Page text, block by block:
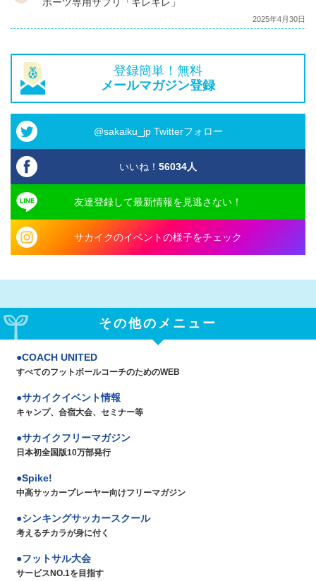
2025年4月30日
登録簡単！無料
メールマガジン登録
@sakaiku_jp Twitterフォロー
いいね！ 56034人
友達登録して最新情報を見逃さない！
サカイクのイベントの様子をチェック
その他のメニュー
COACH UNITED
すべてのフットボールコーチのためのWEB
サカイクイベント情報
キャンプ、合宿大会、セミナー等
サカイクフリーマガジン
日本初全国版10万部発行
Spike!
中高サッカープレーヤー向けフリーマガジン
シンキングサッカースクール
考えるチカラが身に付く
フットサル大会
サービスNO.1を目指す